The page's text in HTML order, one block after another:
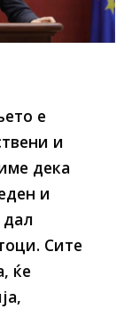
е
и
дека
и
Сите
ќе